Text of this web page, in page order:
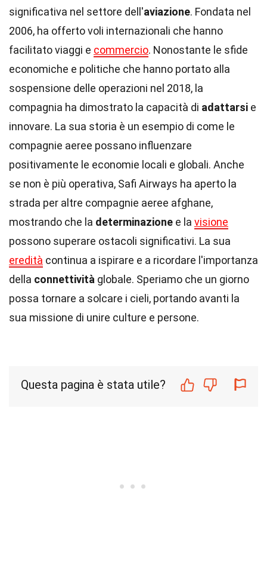
significativa nel settore dell'aviazione. Fondata nel
2006, ha offerto voli internazionali che hanno
facilitato viaggi e commercio. Nonostante le sfide
economiche e politiche che hanno portato alla
sospensione delle operazioni nel 2018, la
compagnia ha dimostrato la capacità di adattarsi e
innovare. La sua storia è un esempio di come le
compagnie aeree possano influenzare
positivamente le economie locali e globali. Anche
se non è più operativa, Safi Airways ha aperto la
strada per altre compagnie aeree afghane,
mostrando che la determinazione e la visione
possono superare ostacoli significativi. La sua
eredità continua a ispirare e a ricordare l'importanza
della connettività globale. Speriamo che un giorno
possa tornare a solcare i cieli, portando avanti la
sua missione di unire culture e persone.
Questa pagina è stata utile?